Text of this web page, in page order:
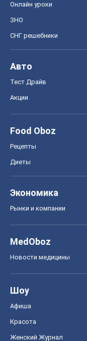
Онлайн уроки
ЗНО
СНГ решебники
Авто
Тест Драйв
Акции
Food Oboz
Рецепты
Диеты
Экономика
Рынки и компании
MedOboz
Новости медицины
Шоу
Афиша
Красота
Женский Журнал